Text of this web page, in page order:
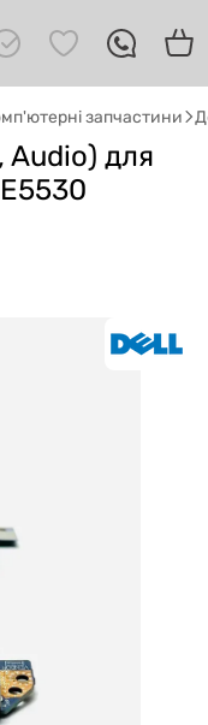
запчастини
Audio) для
техніку.